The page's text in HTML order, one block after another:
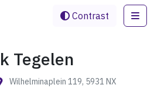
Contrast
Tegelen
Wilhelminaplein 119, 5931 NX